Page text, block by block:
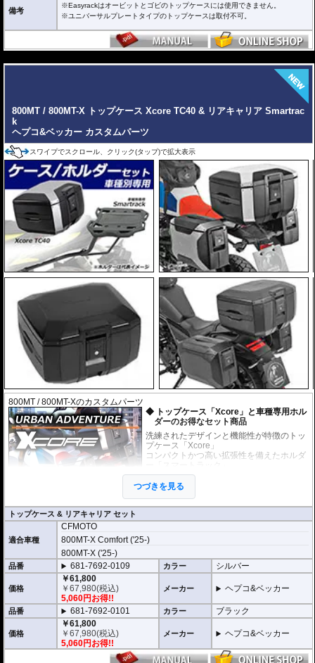
高耐久パウダー塗装仕上げ。
※写真のEasylackは位置決めガイドを折りたたんだ状態、Alurackは位置決めガ
イドを取り付けた状態です。
備考
※Easyrackはオービットとゴビのトップケースには使用できません。
※ユニバーサルプレートタイプのトップケースは取付不可。
800MT / 800MT-X トップケース Xcore TC40 & リアキャリア Smartrac
k
ヘプコ&ベッカー カスタムパーツ
スワイプでスクロール、クリック(タップ)で拡大表示
800MT / 800MT-Xのカスタムパーツ
トップケース「Xcore」と車種専用ホル
ダーのお得なセット商品
洗練されたデザインと機能性が特徴のトッ
プケース「Xcore」
コンパクトかつ高い拡張性を備えたホルダ
上記のケースとホルダーがセットになった
お得なセット商品です。
未知の冒険へ挑むための次世代アドベン
高いデザイン性と機能性を兼ね備え、長距離ツーリングから日々のライディ
ングまで完璧にサポートする次世代のハードケース「XCORE（エックスコ
ア）」シリーズ。
その「XCORE（エックスコア）」シリーズに待望のトップケースが登場。頑
丈な構造と洗練された外観があなたのモーターサイクルライフを一段上のス
テージへと引き上げ、新しいアドベンチャーツーリングを切り拓きます。
新世代の装着システム「Smartrack」
新しいXCOREトップケースは、HEPCO&BECKERの最新キャリアシステム
「Smartrack」向けに専用開発。
内蔵されたクイックリリースシステムにより、キャリアへスライドさせるだ
けで迅速かつ安全にロックが完了。
日常使いと本格的なツーリングシーンを瞬時に切り替えることができます。
つづきを見る
トップケース & リアキャリア セット
適合車種
CFMOTO
800MT-X Comfort ('25-)
800MT-X ('25-)
品番 681-7692-0109 カラー シルバー
価格
￥61,800
￥67,980(税込)
5,060円お得!!
メーカー ヘプコ&ベッカー
品番 681-7692-0101 カラー ブラック
価格
￥61,800
￥67,980(税込)
5,060円お得!!
メーカー ヘプコ&ベッカー